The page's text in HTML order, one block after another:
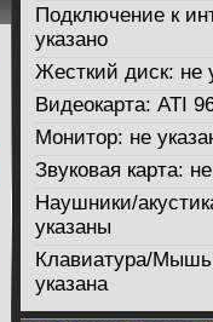
Подключение к
указано
Жесткий диск: не
Видеокарта: ATI
Монитор: не
Звуковая карта:
Наушники/
указаны
Клавиатура/
указана